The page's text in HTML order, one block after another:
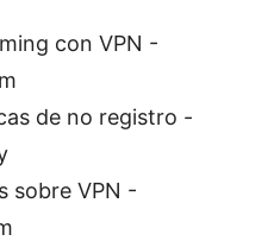
con VPN -
de no registro -
sobre VPN -